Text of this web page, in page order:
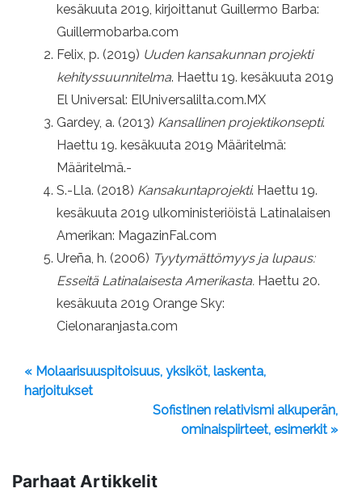
kesäkuuta 2019, kirjoittanut Guillermo Barba:
Guillermobarba.com
Felix, p. (2019) Uuden kansakunnan projekti
kehityssuunnitelma. Haettu 19. kesäkuuta 2019
El Universal: ElUniversalilta.com.MX
Gardey, a. (2013) Kansallinen projektikonsepti.
Haettu 19. kesäkuuta 2019 Määritelmä:
Määritelmä.-
S.-Lla. (2018) Kansakuntaprojekti. Haettu 19.
kesäkuuta 2019 ulkoministeriöistä Latinalaisen
Amerikan: MagazinFal.com
Ureña, h. (2006) Tyytymättömyys ja lupaus:
Esseitä Latinalaisesta Amerikasta. Haettu 20.
kesäkuuta 2019 Orange Sky:
Cielonaranjasta.com
« Molaarisuuspitoisuus, yksiköt, laskenta,
harjoitukset
Sofistinen relativismi alkuperän,
ominaispiirteet, esimerkit »
Parhaat Artikkelit